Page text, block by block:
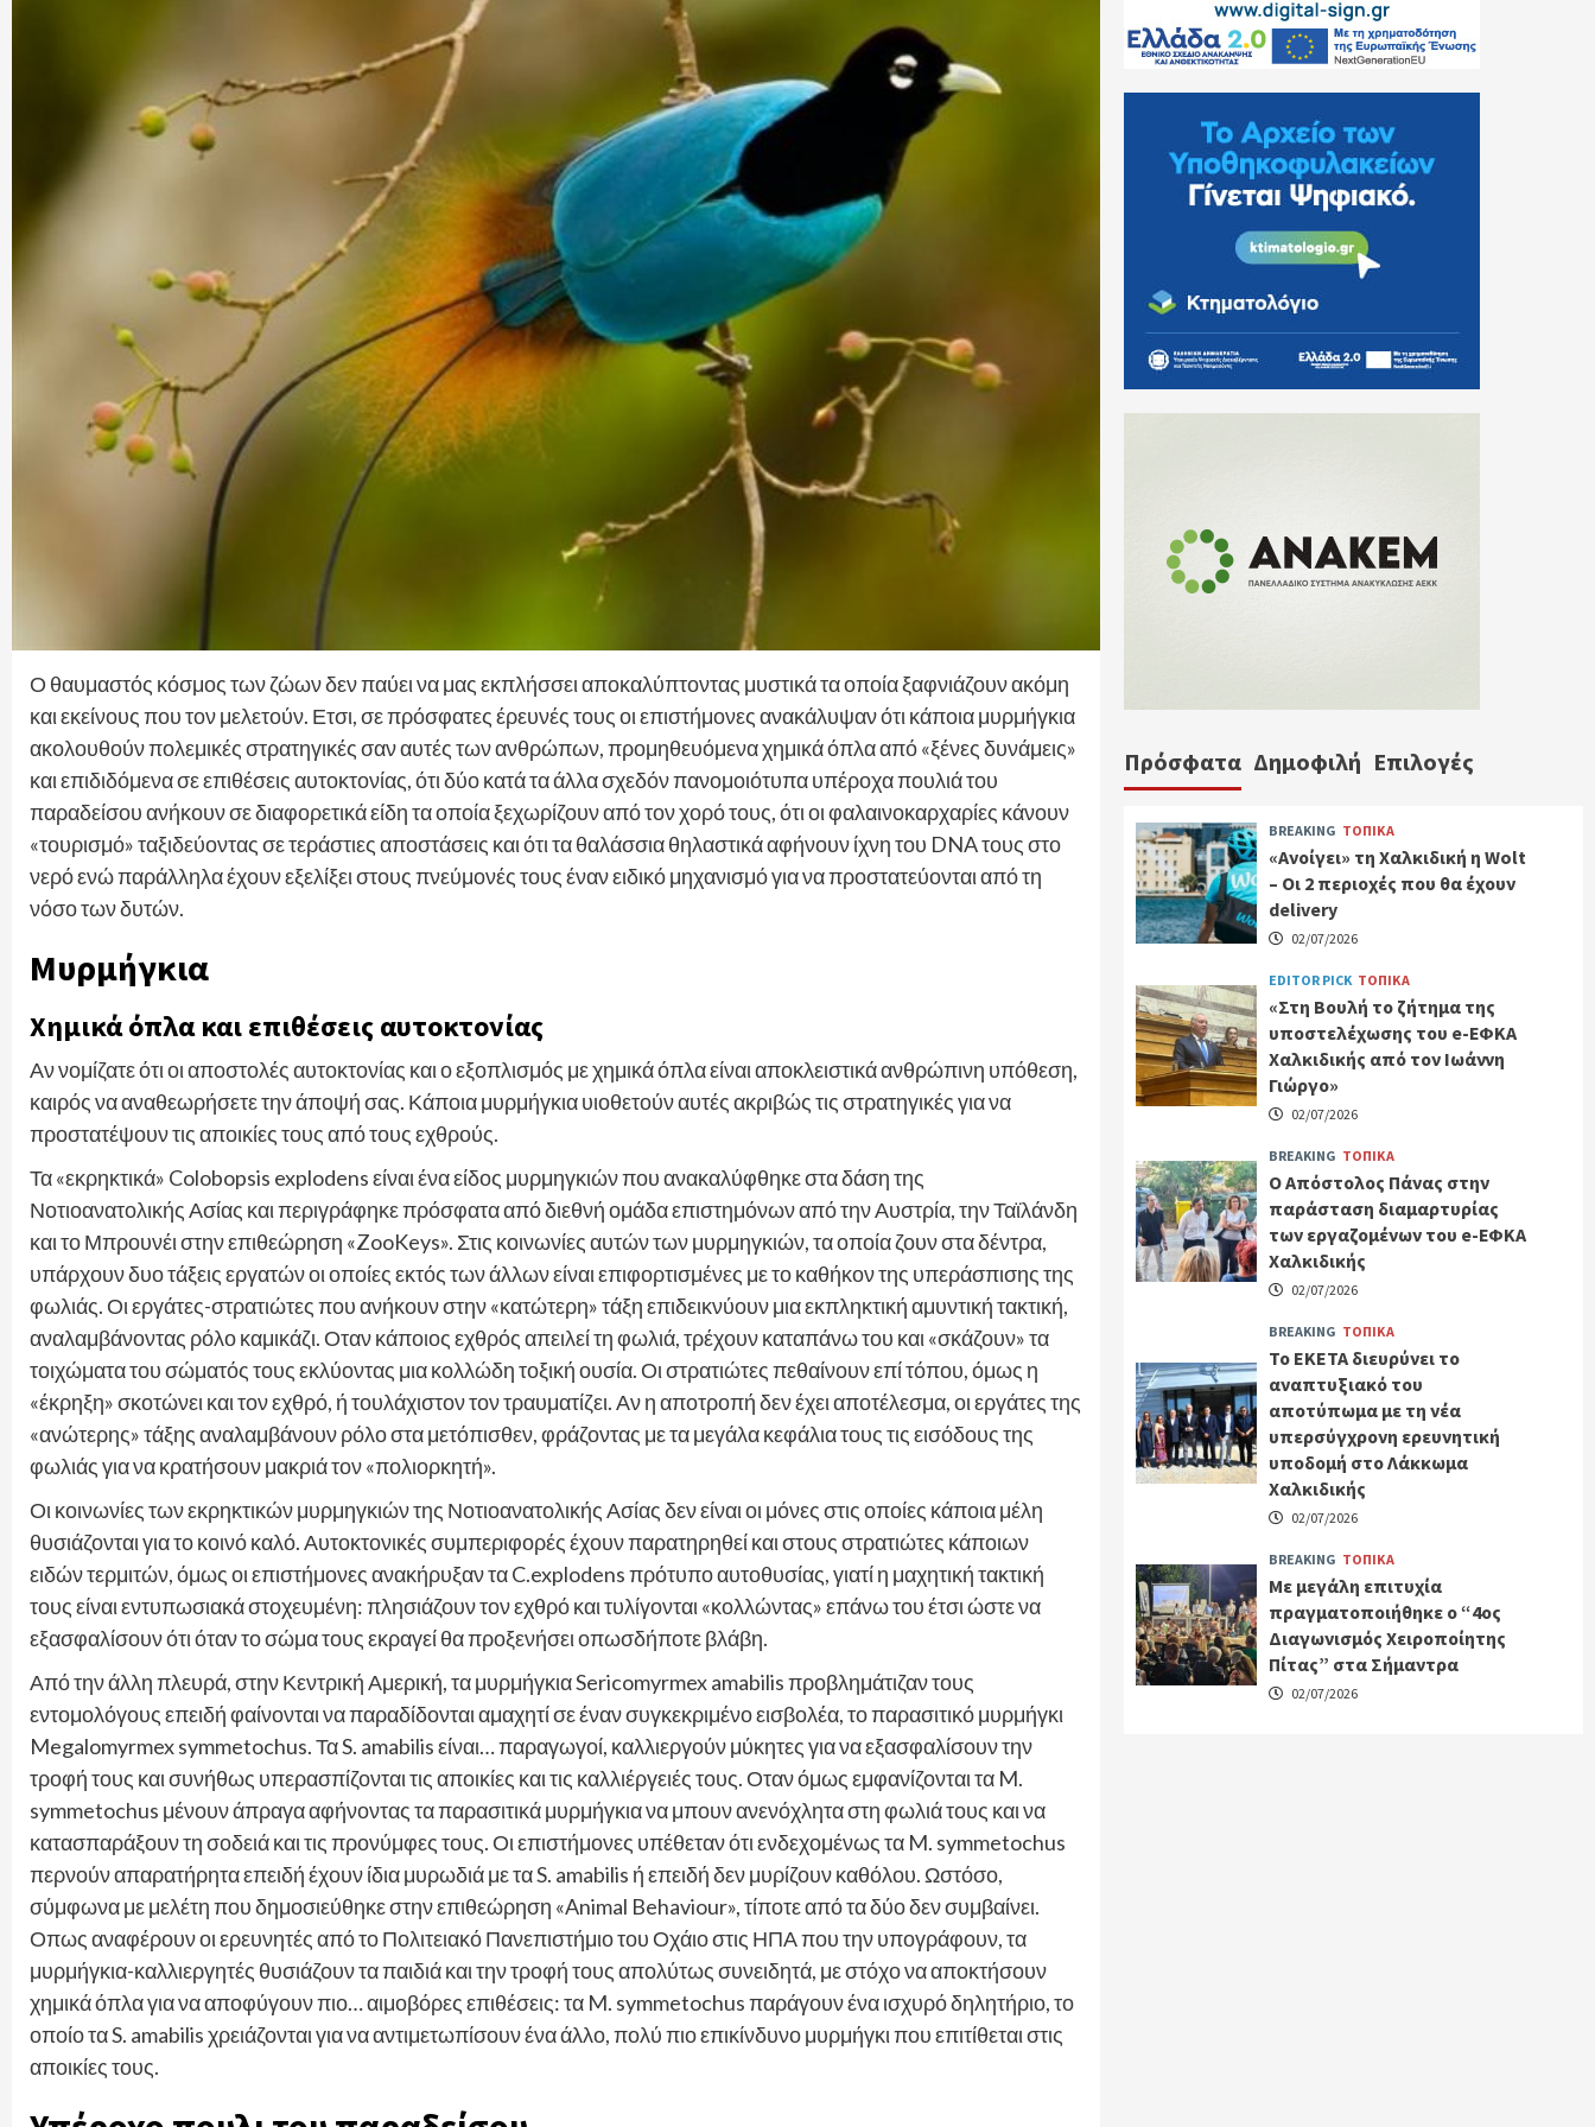
Ο θαυμαστός κόσμος των ζώων δεν παύει να μας εκπλήσσει αποκαλύπτοντας μυστικά τα οποία ξαφνιάζουν ακόμη
και εκείνους που τον μελετούν. Ετσι, σε πρόσφατες έρευνές τους οι επιστήμονες ανακάλυψαν ότι κάποια μυρμήγκια
ακολουθούν πολεμικές στρατηγικές σαν αυτές των ανθρώπων, προμηθευόμενα χημικά όπλα από «ξένες δυνάμεις»
και επιδιδόμενα σε επιθέσεις αυτοκτονίας, ότι δύο κατά τα άλλα σχεδόν πανομοιότυπα υπέροχα πουλιά του
παραδείσου ανήκουν σε διαφορετικά είδη τα οποία ξεχωρίζουν από τον χορό τους, ότι οι φαλαινοκαρχαρίες κάνουν
«τουρισμό» ταξιδεύοντας σε τεράστιες αποστάσεις και ότι τα θαλάσσια θηλαστικά αφήνουν ίχνη του DNA τους στο
νερό ενώ παράλληλα έχουν εξελίξει στους πνεύμονές τους έναν ειδικό μηχανισμό για να προστατεύονται από τη
νόσο των δυτών.
Mυρμήγκια
Χημικά όπλα και επιθέσεις αυτοκτονίας
Αν νομίζατε ότι οι αποστολές αυτοκτονίας και ο εξοπλισμός με χημικά όπλα είναι αποκλειστικά ανθρώπινη υπόθεση,
καιρός να αναθεωρήσετε την άποψή σας. Κάποια μυρμήγκια υιοθετούν αυτές ακριβώς τις στρατηγικές για να
προστατέψουν τις αποικίες τους από τους εχθρούς.
Τα «εκρηκτικά» Colobopsis explodens είναι ένα είδος μυρμηγκιών που ανακαλύφθηκε στα δάση της
Νοτιοανατολικής Ασίας και περιγράφηκε πρόσφατα από διεθνή ομάδα επιστημόνων από την Αυστρία, την Ταϊλάνδη
και το Μπρουνέι στην επιθεώρηση «ZooKeys». Στις κοινωνίες αυτών των μυρμηγκιών, τα οποία ζουν στα δέντρα,
υπάρχουν δυο τάξεις εργατών οι οποίες εκτός των άλλων είναι επιφορτισμένες με το καθήκον της υπεράσπισης της
φωλιάς. Οι εργάτες-στρατιώτες που ανήκουν στην «κατώτερη» τάξη επιδεικνύουν μια εκπληκτική αμυντική τακτική,
αναλαμβάνοντας ρόλο καμικάζι. Οταν κάποιος εχθρός απειλεί τη φωλιά, τρέχουν καταπάνω του και «σκάζουν» τα
τοιχώματα του σώματός τους εκλύοντας μια κολλώδη τοξική ουσία. Οι στρατιώτες πεθαίνουν επί τόπου, όμως η
«έκρηξη» σκοτώνει και τον εχθρό, ή τουλάχιστον τον τραυματίζει. Αν η αποτροπή δεν έχει αποτέλεσμα, οι εργάτες της
«ανώτερης» τάξης αναλαμβάνουν ρόλο στα μετόπισθεν, φράζοντας με τα μεγάλα κεφάλια τους τις εισόδους της
φωλιάς για να κρατήσουν μακριά τον «πολιορκητή».
Οι κοινωνίες των εκρηκτικών μυρμηγκιών της Νοτιοανατολικής Ασίας δεν είναι οι μόνες στις οποίες κάποια μέλη
θυσιάζονται για το κοινό καλό. Αυτοκτονικές συμπεριφορές έχουν παρατηρηθεί και στους στρατιώτες κάποιων
ειδών τερμιτών, όμως οι επιστήμονες ανακήρυξαν τα C.explodens πρότυπο αυτοθυσίας, γιατί η μαχητική τακτική
τους είναι εντυπωσιακά στοχευμένη: πλησιάζουν τον εχθρό και τυλίγονται «κολλώντας» επάνω του έτσι ώστε να
εξασφαλίσουν ότι όταν το σώμα τους εκραγεί θα προξενήσει οπωσδήποτε βλάβη.
Από την άλλη πλευρά, στην Κεντρική Αμερική, τα μυρμήγκια Sericomyrmex amabilis προβλημάτιζαν τους
εντομολόγους επειδή φαίνονται να παραδίδονται αμαχητί σε έναν συγκεκριμένο εισβολέα, το παρασιτικό μυρμήγκι
Megalomyrmex symmetochus. Τα S. amabilis είναι… παραγωγοί, καλλιεργούν μύκητες για να εξασφαλίσουν την
τροφή τους και συνήθως υπερασπίζονται τις αποικίες και τις καλλιέργειές τους. Οταν όμως εμφανίζονται τα M.
symmetochus μένουν άπραγα αφήνοντας τα παρασιτικά μυρμήγκια να μπουν ανενόχλητα στη φωλιά τους και να
κατασπαράξουν τη σοδειά και τις προνύμφες τους. Οι επιστήμονες υπέθεταν ότι ενδεχομένως τα M. symmetochus
περνούν απαρατήρητα επειδή έχουν ίδια μυρωδιά με τα S. amabilis ή επειδή δεν μυρίζουν καθόλου. Ωστόσο,
σύμφωνα με μελέτη που δημοσιεύθηκε στην επιθεώρηση «Animal Behaviour», τίποτε από τα δύο δεν συμβαίνει.
Οπως αναφέρουν οι ερευνητές από το Πολιτειακό Πανεπιστήμιο του Οχάιο στις ΗΠΑ που την υπογράφουν, τα
μυρμήγκια-καλλιεργητές θυσιάζουν τα παιδιά και την τροφή τους απολύτως συνειδητά, με στόχο να αποκτήσουν
χημικά όπλα για να αποφύγουν πιο… αιμοβόρες επιθέσεις: τα M. symmetochus παράγουν ένα ισχυρό δηλητήριο, το
οποίο τα S. amabilis χρειάζονται για να αντιμετωπίσουν ένα άλλο, πολύ πιο επικίνδυνο μυρμήγκι που επιτίθεται στις
αποικίες τους.
Πρόσφατα Δημοφιλή Επιλογές
BREAKING ΤΟΠΙΚΑ
«Ανοίγει» τη Χαλκιδική η Wolt
– Οι 2 περιοχές που θα έχουν
delivery
02/07/2026
EDITOR PICK ΤΟΠΙΚΑ
«Στη Βουλή το ζήτημα της
υποστελέχωσης του e-ΕΦΚΑ
Χαλκιδικής από τον Ιωάννη
Γιώργο»
02/07/2026
BREAKING ΤΟΠΙΚΑ
Ο Απόστολος Πάνας στην
παράσταση διαμαρτυρίας
των εργαζομένων του e-ΕΦΚΑ
Χαλκιδικής
02/07/2026
BREAKING ΤΟΠΙΚΑ
Το ΕΚΕΤΑ διευρύνει το
αναπτυξιακό του
αποτύπωμα με τη νέα
υπερσύγχρονη ερευνητική
υποδομή στο Λάκκωμα
Χαλκιδικής
02/07/2026
BREAKING ΤΟΠΙΚΑ
Με μεγάλη επιτυχία
πραγματοποιήθηκε ο “4ος
Διαγωνισμός Χειροποίητης
Πίτας” στα Σήμαντρα
02/07/2026